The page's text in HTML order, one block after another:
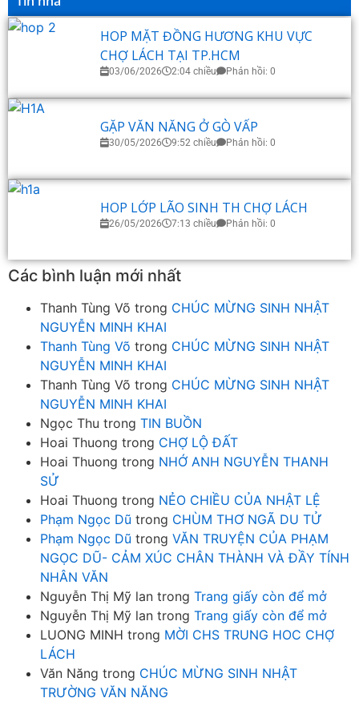
HOP MẶT ĐỒNG HƯƠNG KHU VỰC
CHỢ LÁCH TẠI TP.HCM
03/06/2026 2:04 chiều Phản hồi: 0
GẶP VĂN NĂNG Ở GÒ VẤP
30/05/2026 9:52 chiều Phản hồi: 0
HOP LỚP LÃO SINH TH CHỢ LÁCH
26/05/2026 7:13 chiều Phản hồi: 0
Các bình luận mới nhất
Thanh Tùng Võ trong CHÚC MỪNG SINH NHẬT
NGUYỄN MINH KHAI
Thanh Tùng Võ trong CHÚC MỪNG SINH NHẬT
NGUYỄN MINH KHAI
Thanh Tùng Võ trong CHÚC MỪNG SINH NHẬT
NGUYỄN MINH KHAI
Ngọc Thu trong TIN BUỒN
Hoai Thuong trong CHỢ LỘ ĐẤT
Hoai Thuong trong NHỚ ANH NGUYỄN THANH
SỬ
Hoai Thuong trong NẺO CHIỀU CỦA NHẬT LỆ
Phạm Ngọc Dũ trong CHÙM THƠ NGÃ DU TỬ
Phạm Ngọc Dũ trong VĂN TRUYỆN CỦA PHẠM
NGỌC DŨ- CẢM XÚC CHÂN THÀNH VÀ ĐẦY TÍNH
NHÂN VĂN
Nguyễn Thị Mỹ lan trong Trang giấy còn để mở
Nguyễn Thị Mỹ lan trong Trang giấy còn để mở
LUONG MINH trong MỜI CHS TRUNG HOC CHỢ
LÁCH
Văn Năng trong CHÚC MỪNG SINH NHẬT
TRƯỜNG VĂN NĂNG